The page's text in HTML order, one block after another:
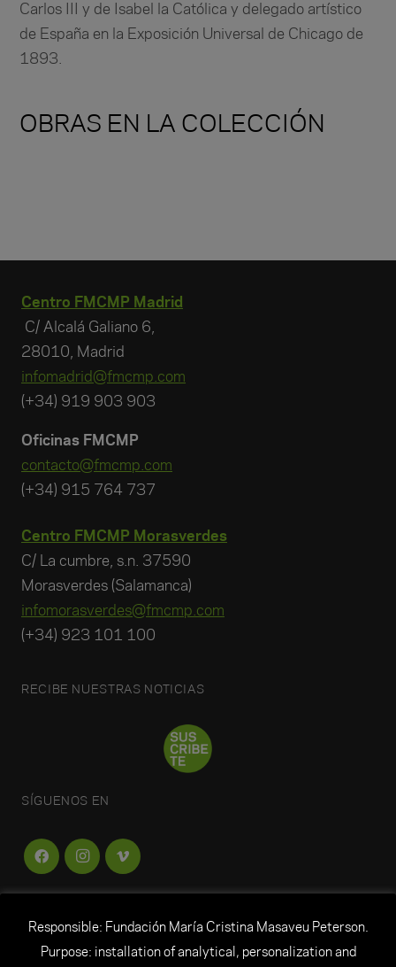
Carlos III y de Isabel la Católica y delegado artístico
de España en la Exposición Universal de Chicago de
1893.
OBRAS EN LA COLECCIÓN
Centro FMCMP Madrid
C/ Alcalá Galiano 6,
28010, Madrid
infomadrid@fmcmp.com
(+34) 919 903 903
Oficinas FMCMP
contacto@fmcmp.com
(+34) 915 764 737
Centro FMCMP Morasverdes
C/ La cumbre, s.n. 37590
Morasverdes (Salamanca)
infomorasverdes@fmcmp.com
(+34) 923 101 100
RECIBE NUESTRAS NOTICIAS
SÍGUENOS EN
Responsible: Fundación María Cristina Masaveu Peterson.
Purpose: installation of analytical, personalization and